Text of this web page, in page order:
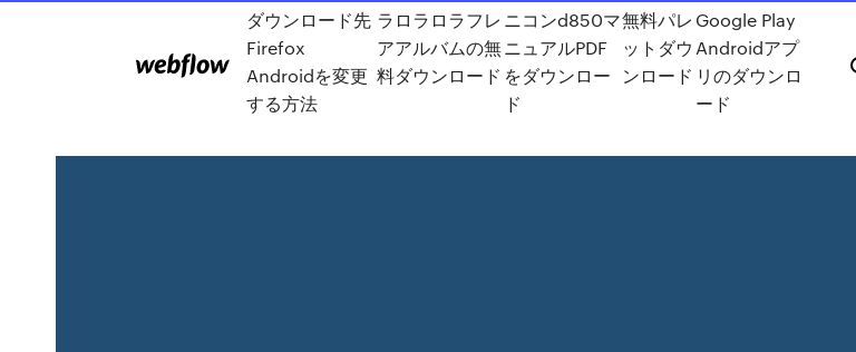
ダウンロード先
Firefox
Androidを変更
する方法
ラロラロラフレ
アアルバムの無
料ダウンロード
ニコンd850マ
ニュアルPDF
をダウンロー
ド
無料パレ
ットダウ
ンロード
Google Play
Androidアプ
リのダウンロ
ード